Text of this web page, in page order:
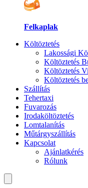
Felkaplak
Költöztetés
Lakossági
Költöztetés
Költöztetés
Költöztetés
Szállítás
Tehertaxi
Fuvarozás
Irodaköltöztetés
Lomtalanítás
Műtárgyszállítás
Kapcsolat
Ajánlatkérés
Rólunk